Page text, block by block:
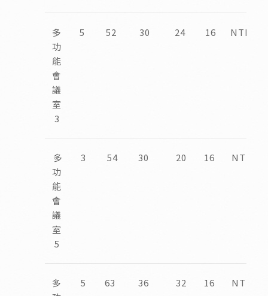
多
功
能
會
議
室
3
5 52 30 24 16
多
功
能
會
議
室
5
3 54 30 20 16
多
5 63 36 32 16